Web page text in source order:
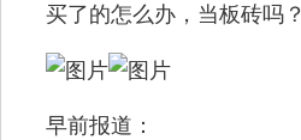
买了的怎么办，当板砖吗？
早前报道：